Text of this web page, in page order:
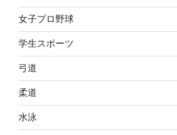
女子プロ野球
学生スポーツ
弓道
柔道
水泳